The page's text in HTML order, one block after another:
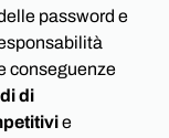
password e
conseguenze
di
e